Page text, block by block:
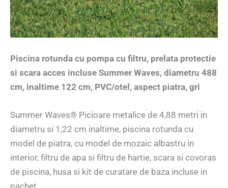
Piscina rotunda cu pompa cu filtru, prelata protectie
si scara acces incluse Summer Waves, diametru 488
cm, inaltime 122 cm, PVC/otel, aspect piatra, gri
Summer Waves® Picioare metalice de 4,88 metri in
diametru si 1,22 cm inaltime, piscina rotunda cu
model de piatra, cu model de mozaic albastru in
interior, filtru de apa si filtru de hartie, scara si covoras
de piscina, husa si kit de curatare de baza incluse in